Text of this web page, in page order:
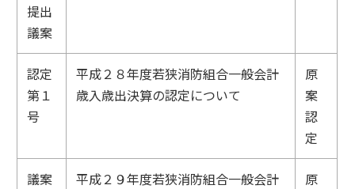
提出
議案
認定
第１
号
平成２８年度若狭消防組合一般会計
歳入歳出決算の認定について
原
案
認
定
議案
平成２９年度若狭消防組合一般会計
原